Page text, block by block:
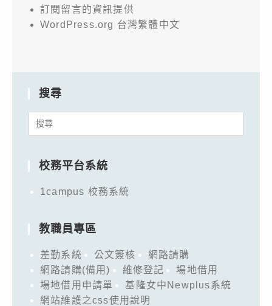
訂閱留言的資訊提供
WordPress.org 台灣繁體中文
搜尋
Search
校務平台系統
1campus 校務系統
教職員專區
差勤系統 公文簽核
網路請購
網路請購(備用)
維修登記
場地借用
場地借用申請單
基隆女中Newplus系統
網站維護之css使用說明